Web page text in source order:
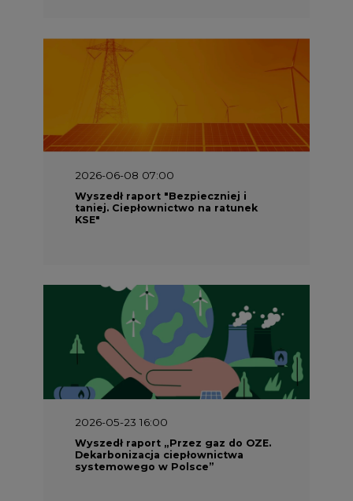
2026-06-08 07:00
taniej. Ciepłownictwo na ratunek
KSE"
2026-05-23 16:00
Wyszedł raport „Przez gaz do OZE.
Dekarbonizacja ciepłownictwa
systemowego w Polsce”